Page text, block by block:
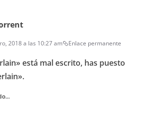
2018 a las 10:27 am Enlace permanente
está mal escrito, has puesto